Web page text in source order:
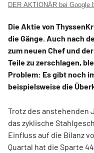
DER AKTIONÄR bei Google
Die Aktie von
die Gänge. Auch nach
zum neuen Chef und
Teile zu zerschlagen,
Problem: Es gibt noch
beispielsweise die
Trotz des anstehenden
das zyklische
Einfluss auf die Bilanz
Quartal hat die Sparte